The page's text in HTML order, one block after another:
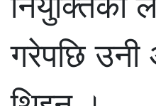
गरेपछि उनी